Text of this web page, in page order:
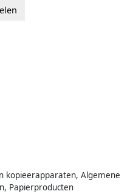
kopieerapparaten, Algemene
Papierproducten